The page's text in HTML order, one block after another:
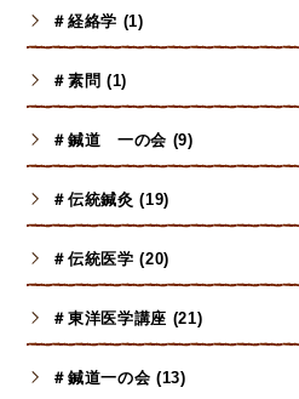
＃経絡学 (1)
＃素問 (1)
＃鍼道 一の会 (9)
＃伝統鍼灸 (19)
＃伝統医学 (20)
＃東洋医学講座 (21)
＃鍼道一の会 (13)